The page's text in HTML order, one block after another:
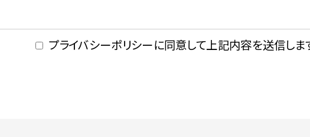
プライバシーポリシーに同意して上記内容を送信しま